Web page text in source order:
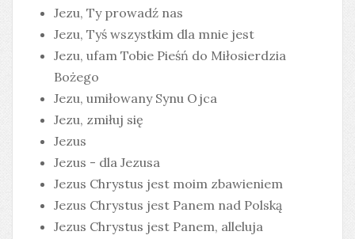
Jezu, Ty prowadź nas
Jezu, Tyś wszystkim dla mnie jest
Jezu, ufam Tobie Pieśń do Miłosierdzia
Bożego
Jezu, umiłowany Synu Ojca
Jezu, zmiłuj się
Jezus
Jezus - dla Jezusa
Jezus Chrystus jest moim zbawieniem
Jezus Chrystus jest Panem nad Polską
Jezus Chrystus jest Panem, alleluja